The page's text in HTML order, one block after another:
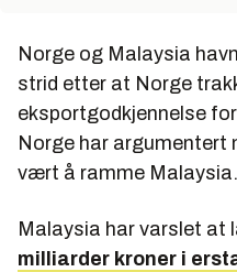
Norge og Malaysia
strid etter at Norge
eksportgodkjennelse
Norge har argumentert
vært å ramme Malaysia.
Malaysia har varslet at
milliarder kroner i